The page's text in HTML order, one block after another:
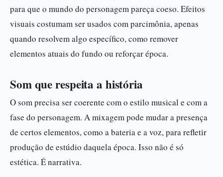
para que o mundo do personagem pareça coeso. Efeitos
visuais costumam ser usados com parcimônia, apenas
quando resolvem algo específico, como remover
elementos atuais do fundo ou reforçar época.
Som que respeita a história
O som precisa ser coerente com o estilo musical e com a
fase do personagem. A mixagem pode mudar a presença
de certos elementos, como a bateria e a voz, para refletir
produção de estúdio daquela época. Isso não é só
estética. É narrativa.